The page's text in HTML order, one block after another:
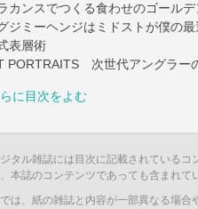
カンスでつくる食わせのゴール
ジミーヘンジはミドストが僕の
表層術
PORTRAITS 次世代アングラー
に目次をよむ
タル雑誌には目次に記載されているコ
本誌のコンテンツであっても含まれて
は、紙の雑誌と内容が一部異なる場合